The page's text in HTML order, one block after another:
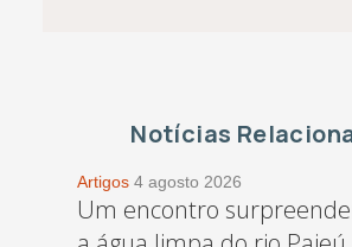
Notícias
Artigos 4 agosto 2026
Um encontro